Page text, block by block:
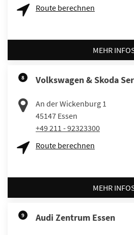
Route berechnen
MEHR
8 Volkswagen & Skoda
An der Wickenburg 1
45147 Essen
+49 211 - 92323300
Route berechnen
MEHR
9 Audi Zentrum Essen